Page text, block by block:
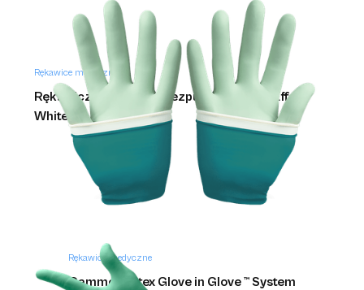
Rękawice medyczne
Rękawiczki nitrylowe bezpudrowe białe Effect
White
Rękawice medyczne
Gammex Latex Glove in Glove ™ System